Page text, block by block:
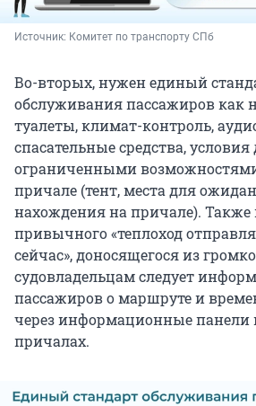
Источник: Комитет по транспорту СПб
Во-вторых, нужен единый
обслуживания пассажиров как
туалеты, климат-контроль,
спасательные средства,
ограниченными
причале (тент, места для
нахождения на причале). Также
привычного «теплоход
сейчас», доносящегося из
судовладельцам следует
пассажиров о маршруте и
через информационные панели
причалах.